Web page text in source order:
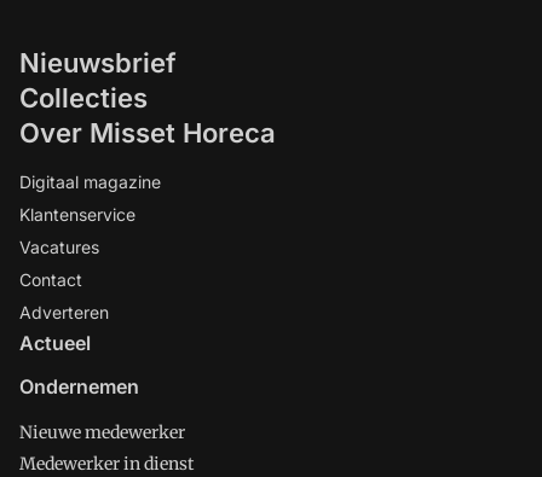
Nieuwsbrief
Collecties
Over Misset Horeca
Digitaal magazine
Klantenservice
Vacatures
Contact
Adverteren
Actueel
Ondernemen
Nieuwe medewerker
Medewerker in dienst